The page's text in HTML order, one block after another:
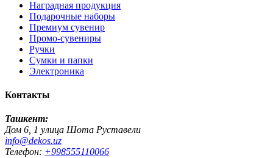
Наградная продукция
Подарочные наборы
Премиум сувенир
Промо-сувениры
Ручки
Сумки и папки
Электроника
Контакты
Ташкент:
Дом 6, 1 улица Шота Руставели
info@dekos.uz
Телефон: +998555110066